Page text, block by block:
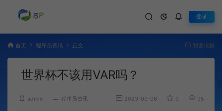
登录
首页 程序员资讯 正文 我要投稿
世界杯不该用VAR吗？
admin 程序员资讯 2023-09-06 0 959